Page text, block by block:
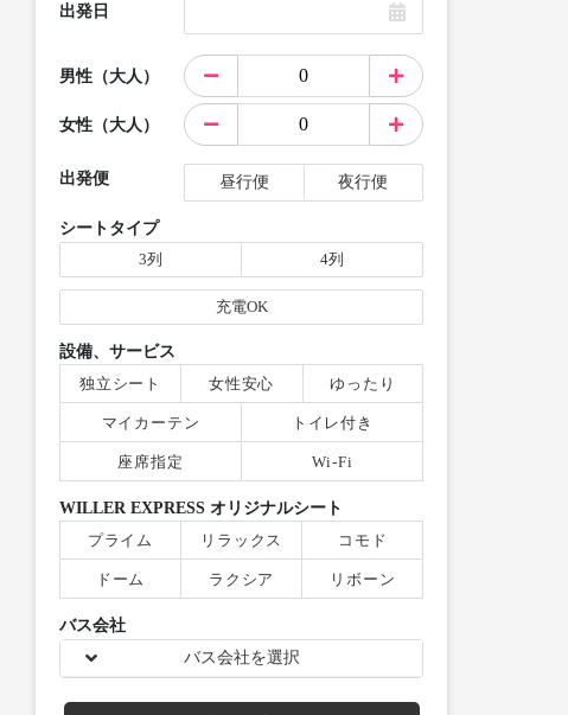
出発日
男性（大人）
女性（大人）
出発便 昼行便 夜行便
シートタイプ
3列
4列
充電OK
設備、サービス
独立シート
女性安心 ゆったり
マイカーテン トイレ付き
座席指定 Wi-Fi
WILLER EXPRESS オリジナルシート
プライム
リラックス コモド
ドーム ラクシア リボーン
バス会社
バス会社を選択